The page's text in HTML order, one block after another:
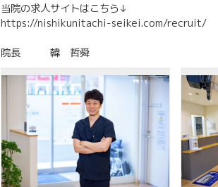
当院の求人サイトはこちら↓
https://nishikunitachi-seikei.com/recruit/
院長 韓 哲舜